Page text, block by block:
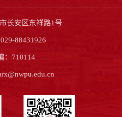
长安区东祥路1号
88431926
：710114